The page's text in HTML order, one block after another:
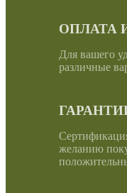
ОПЛАТА
Для вашего
различные
желанию